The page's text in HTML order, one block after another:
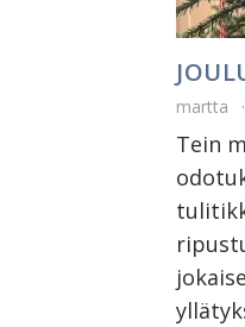
martta
Tein